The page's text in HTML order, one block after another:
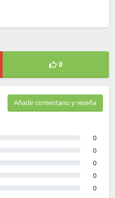
0
Añadir comentario y reseña
0
0
0
0
0